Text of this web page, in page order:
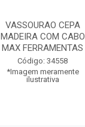
VASSOURAO CEPA
MADEIRA COM CABO
MAX FERRAMENTAS
Código: 34558
*Imagem meramente
ilustrativa